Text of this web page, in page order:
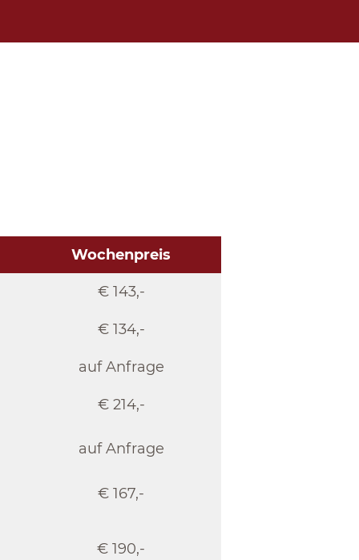
Wochenpreis
€ 143,-
€ 134,-
auf Anfrage
€ 214,-
auf Anfrage
€ 167,-
€ 190,-